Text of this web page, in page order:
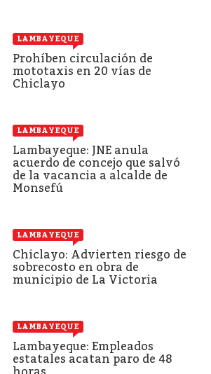
LAMBAYEQUE
Prohíben circulación de
mototaxis en 20 vías de
Chiclayo
LAMBAYEQUE
Lambayeque: JNE anula
acuerdo de concejo que salvó
de la vacancia a alcalde de
Monsefú
LAMBAYEQUE
Chiclayo: Advierten riesgo de
sobrecosto en obra de
municipio de La Victoria
LAMBAYEQUE
Lambayeque: Empleados
estatales acatan paro de 48
horas